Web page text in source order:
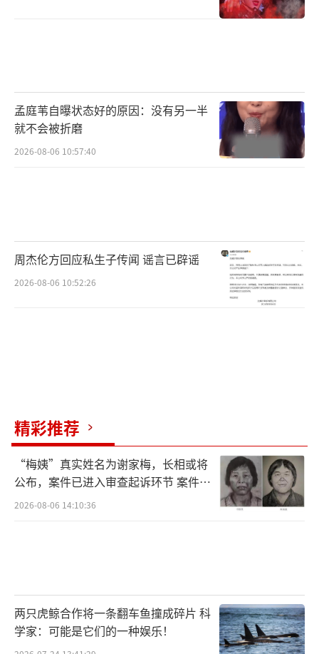
孟庭苇自曝状态好的原因：没有另一半
就不会被折磨
2026-08-06 10:57:40
周杰伦方回应私生子传闻 谣言已辟谣
2026-08-06 10:52:26
精彩推荐
“梅姨”真实姓名为谢家梅，长相或将
公布，案件已进入审查起诉环节 案件迎
来新进展
2026-08-06 14:10:36
两只虎鲸合作将一条翻车鱼撞成碎片 科
学家：可能是它们的一种娱乐！